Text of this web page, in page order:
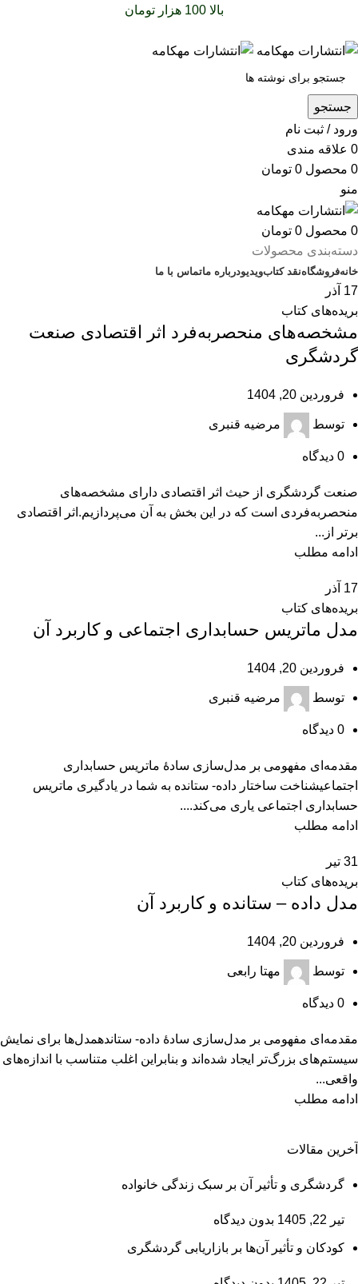
بالا 100 هزار تومان
جستجو
ورود / ثبت نام
0 علاقه مندی
0 محصول 0 تومان
منو
0 محصول 0 تومان
دسته‌بندی محصولات
خانهفروشگاهنقد کتابویدیودرباره‌ ماتماس با ما
17 آذر
بریده‌های کتاب
مشخصه‌های منحصربه‌فرد اثر اقتصادی صنعت
گردشگری
فروردین 20, 1404
توسط مرضیه قنبری
0 دیدگاه
صنعت گردشگری از حیث اثر اقتصادی دارای مشخصه‌های
منحصر‌به‌فردی است که در این بخش به آن می‌پردازیم.اثر اقتصادی
برتر از...
ادامه مطلب
17 آذر
بریده‌های کتاب
مدل ماتریس حسابداری اجتماعی و کاربرد آن
فروردین 20, 1404
توسط مرضیه قنبری
0 دیدگاه
مقدمه‌ای مفهومی بر مدل‌سازی سادۀ ماتریس حسابداری
اجتماعیشناخت ساختار داده- ستانده به شما در یادگیری ماتریس
حسابداری اجتماعی یاری می‌کند....
ادامه مطلب
31 تیر
بریده‌های کتاب
مدل داده – ستانده و کاربرد آن
فروردین 20, 1404
توسط مهتا رابعی
0 دیدگاه
مقدمه‌ای مفهومی بر مدل‌سازی سادۀ داده- ستاندهمدل‌ها برای نمایش
سیستم‌های بزرگ‌تر ایجاد شده‌اند و بنابراین اغلب متناسب با اندازه‌های
واقعی...
ادامه مطلب
آخرین مقالات
گردشگری و تأثیر آن بر سبک زندگی خانواده
تیر 22, 1405 بدون دیدگاه
کودکان و تأثیر آن‌ها بر بازاریابی گردشگری